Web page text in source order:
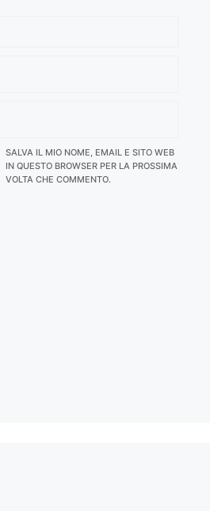
SALVA IL MIO NOME, EMAIL E SITO WEB
IN QUESTO BROWSER PER LA PROSSIMA
VOLTA CHE COMMENTO.